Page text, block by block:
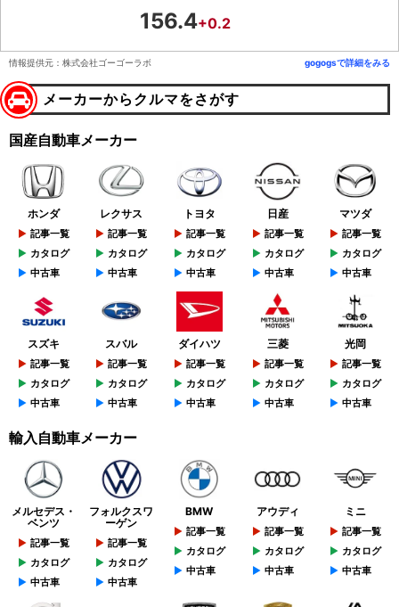
156.4+0.2
情報提供元：株式会社ゴーゴーラボ gogogsで詳細をみる
メーカーからクルマをさがす
国産自動車メーカー
ホンダ
記事一覧
カタログ
中古車
レクサス
記事一覧
カタログ
中古車
トヨタ
記事一覧
カタログ
中古車
日産
記事一覧
カタログ
中古車
マツダ
記事一覧
カタログ
中古車
スズキ
記事一覧
カタログ
中古車
スバル
記事一覧
カタログ
中古車
ダイハツ
記事一覧
カタログ
中古車
三菱
記事一覧
カタログ
中古車
光岡
記事一覧
カタログ
中古車
輸入自動車メーカー
メルセデス・
ベンツ
記事一覧
カタログ
中古車
フォルクスワ
ーゲン
記事一覧
カタログ
中古車
BMW
記事一覧
カタログ
中古車
アウディ
記事一覧
カタログ
中古車
ミニ
記事一覧
カタログ
中古車